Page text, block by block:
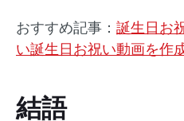
おすすめ記事： 誕生日お
い誕生日お祝い動画を作
結語